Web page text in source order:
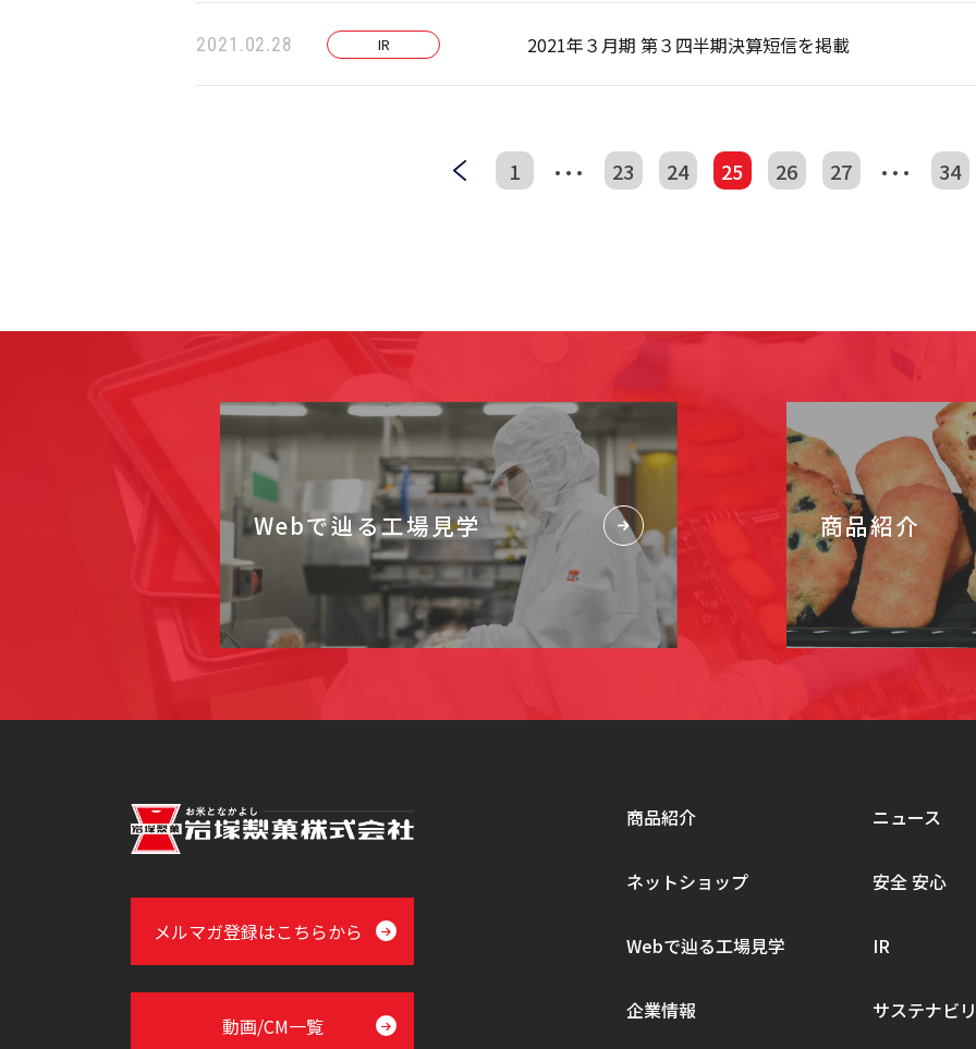
2021.02.28 IR 2021年３月期 第３四半期決算短信を掲載
1 … 23 24 25 26 27 … 34
Webで辿る工場見学 商品紹介
メルマガ登録はこちらから
動画/CM一覧
商品紹介
ネットショップ
Webで辿る工場見学
企業情報
ニュース
安全 安心
IR
サステナビ